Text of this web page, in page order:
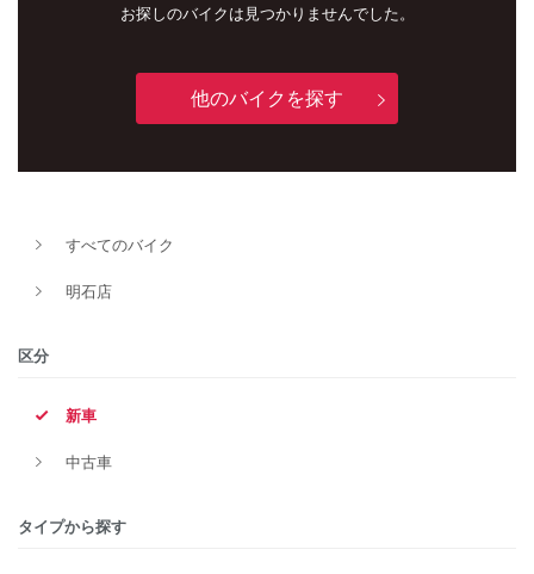
お探しのバイクは見つかりませんでした。
他のバイクを探す
すべてのバイク
明石店
区分
新車
中古車
タイプから探す
新車
タイプ